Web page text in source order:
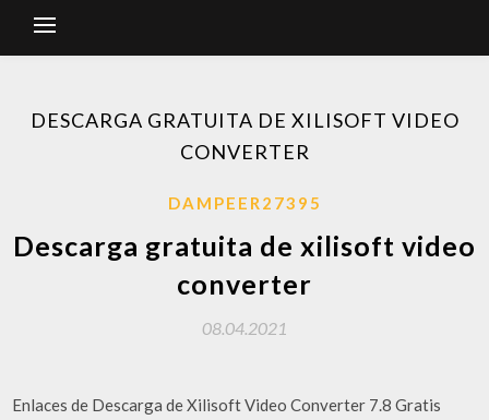
DESCARGA GRATUITA DE XILISOFT VIDEO
CONVERTER
DAMPEER27395
Descarga gratuita de xilisoft video
converter
08.04.2021
Enlaces de Descarga de Xilisoft Video Converter 7.8 Gratis